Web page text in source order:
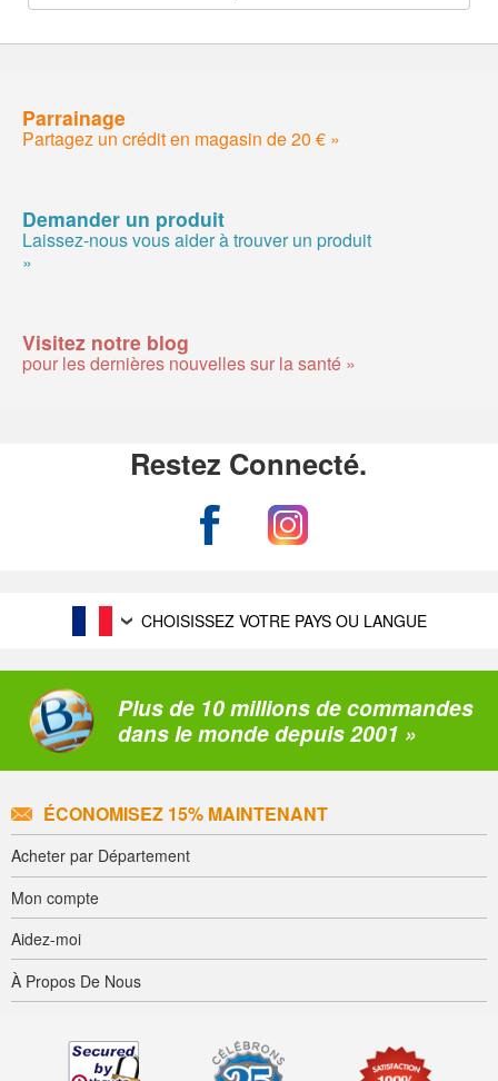
Parrainage
Partagez un crédit en magasin de 20 € »
Demander un produit
Laissez-nous vous aider à trouver un produit
»
Visitez notre blog
pour les dernières nouvelles sur la santé »
Restez Connecté.
CHOISISSEZ VOTRE PAYS OU LANGUE
Plus de 10 millions de commandes
dans le monde depuis 2001 »
ÉCONOMISEZ 15% MAINTENANT
Acheter par Département
Mon compte
Aidez-moi
À Propos De Nous